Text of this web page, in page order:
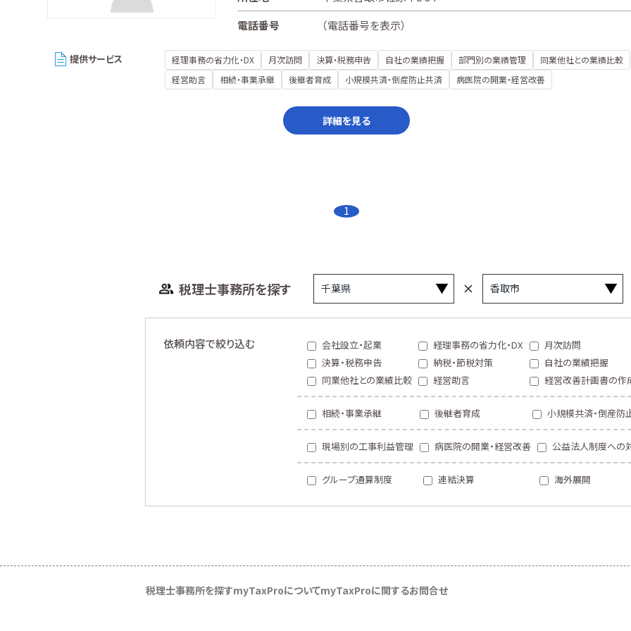
電話番号
（電話番号を表示）
提供サービス 経理事務の省力化・DX 月次訪問 決算・税務申告 自社の業績把握 部門別の業績管理
同業他社との業績比較
経営助言
相続・事業承継 後継者育成 小規模共済・倒産防止共済 病医院の開業・経営改善
詳細を見る
1
税理士事務所を探す
依頼内容で絞り込む 会社設立・起業 経理事務の省力化・DX
月次訪問
決算・税務申告
納税・節税対策
自社の業績把握
同業他社との業績比較
経営助言 経営改善計画書の作
相続・事業承継 後継者育成 小規模共済・倒産防
現場別の工事利益管理 病医院の開業・経営改善 公益法人制度への
グループ通算制度 連結決算 海外展開
税理士事務所を探すmyTaxProについてmyTaxProに関するお問合せ